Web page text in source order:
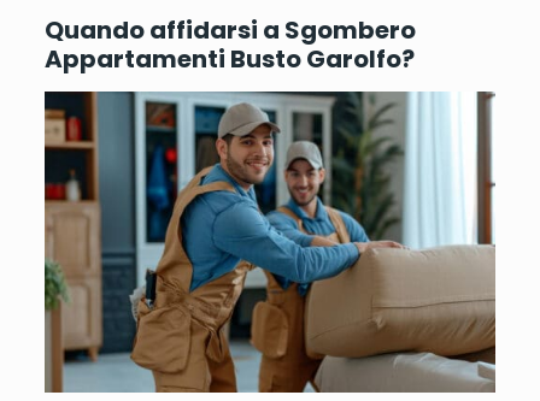
Quando affidarsi a Sgombero
Appartamenti Busto Garolfo?